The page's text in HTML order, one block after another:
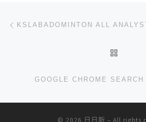
文章导航
KSLABADOMINTON ALL
GOOGLE CHROME
© 2026 日日新 – All rights